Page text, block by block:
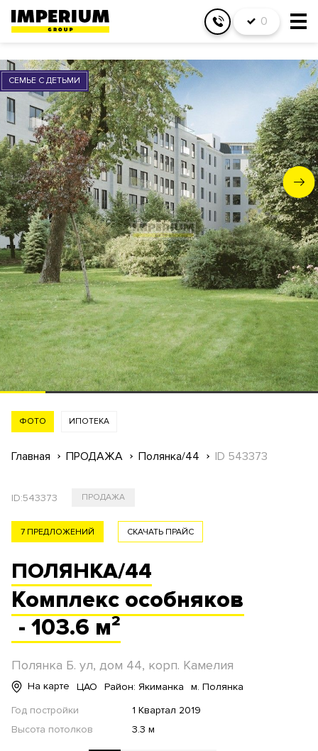
0
СЕМЬЕ С ДЕТЬМИ
ФОТО ИПОТЕКА
Главная ПРОДАЖА Полянка/44 ID 543373
ID:543373 ПРОДАЖА
СКАЧАТЬ ПРАЙС
7 ПРЕДЛОЖЕНИЙ
ПОЛЯНКА/44
Комплекс особняков
- 103.6 м²
Полянка Б. ул, дом 44, корп. Камелия
На карте ЦАО Район: Якиманка
м. Полянка
Год постройки
1 Квартал 2019
Высота потолков
3.3 м